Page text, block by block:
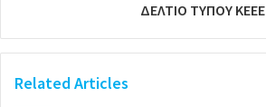
ΔΕΛΤΙΟ ΤΥΠΟΥ ΚΕΕΕ
Related Articles